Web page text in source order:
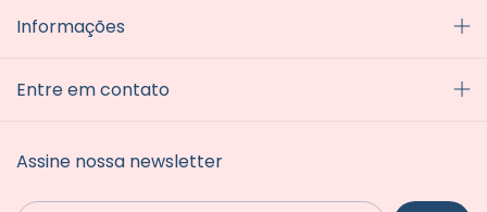
Informações
Entre em contato
Assine nossa newsletter